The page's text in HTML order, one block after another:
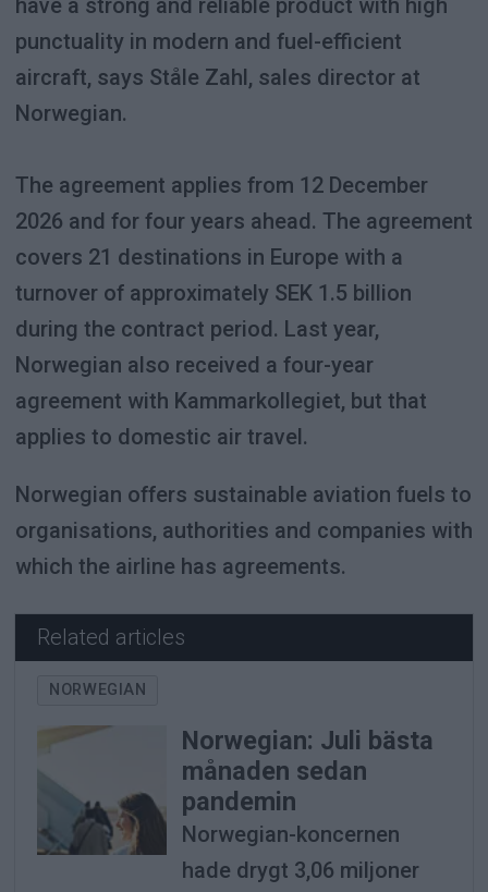
have a strong and reliable product with high
punctuality in modern and fuel-efficient
aircraft, says Ståle Zahl, sales director at
Norwegian.
The agreement applies from 12 December
2026 and for four years ahead. The agreement
covers 21 destinations in Europe with a
turnover of approximately SEK 1.5 billion
during the contract period. Last year,
Norwegian also received a four-year
agreement with Kammarkollegiet, but that
applies to domestic air travel.
Norwegian offers sustainable aviation fuels to
organisations, authorities and companies with
which the airline has agreements.
Related articles
NORWEGIAN
Norwegian: Juli bästa
månaden sedan
pandemin
Norwegian-koncernen
hade drygt 3,06 miljoner